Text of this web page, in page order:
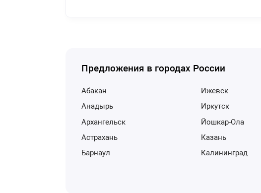
Предложения в городах России
Абакан
Анадырь
Архангельск
Астрахань
Барнаул
Ижевск
Иркутск
Йошкар-Ола
Казань
Калининград